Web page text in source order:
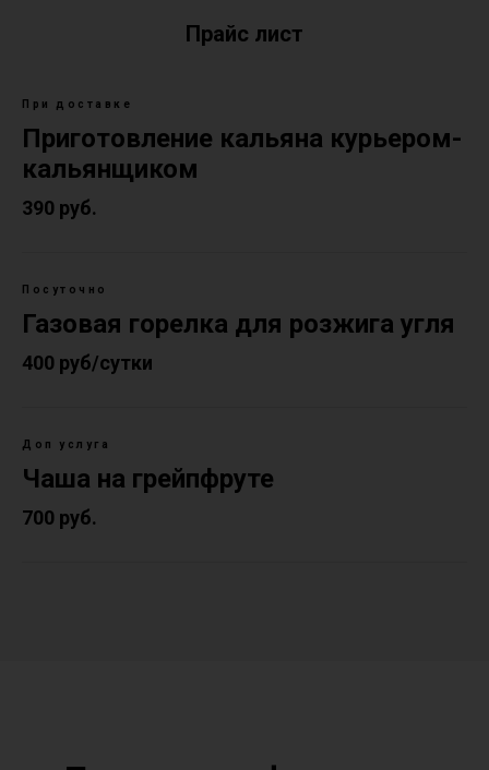
Прайс лист
При доставке
Приготовление кальяна курьером-
кальянщиком
390 руб.
Посуточно
Газовая горелка для розжига угля
400 руб/сутки
Доп услуга
Чаша на грейпфруте
700 руб.